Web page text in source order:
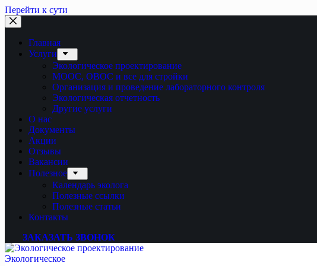
Перейти к сути
Главная
Услуги
Экологическое проектирование
МООС, ОВОС и все для стройки
Организация и проведение лабораторного контроля
Экологическая отчетность
Другие услуги
О нас
Документы
Акции
Отзывы
Вакансии
Полезное
Календарь эколога
Полезные ссылки
Полезные статьи
Контакты
ЗАКАЗАТЬ ЗВОНОК
Экологическое